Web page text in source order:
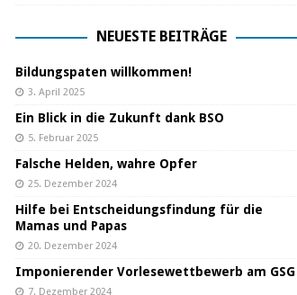
NEUESTE BEITRÄGE
Bildungspaten willkommen!
3. April 2025
Ein Blick in die Zukunft dank BSO
5. Februar 2025
Falsche Helden, wahre Opfer
25. Dezember 2024
Hilfe bei Entscheidungsfindung für die
Mamas und Papas
20. Dezember 2024
Imponierender Vorlesewettbewerb am GSG
7. Dezember 2024